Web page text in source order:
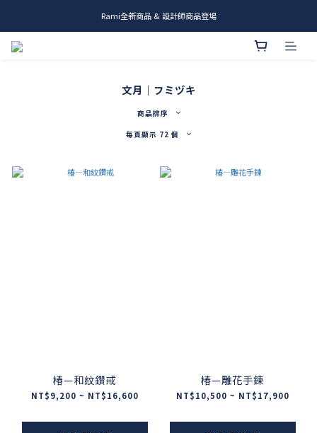
me.ie & A-Y2 新發售
Rami全新商品 & 設計師商品登場
文月｜フミヅキ
商品排序
每頁顯示 72 個
椿—和紋鑽戒
NT$9,200 ~ NT$16,600
椿—雕花手鍊
NT$10,500 ~ NT$17,900